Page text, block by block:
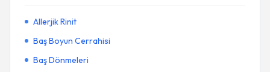
Allerjik Rinit
Baş Boyun Cerrahisi
Baş Dönmeleri